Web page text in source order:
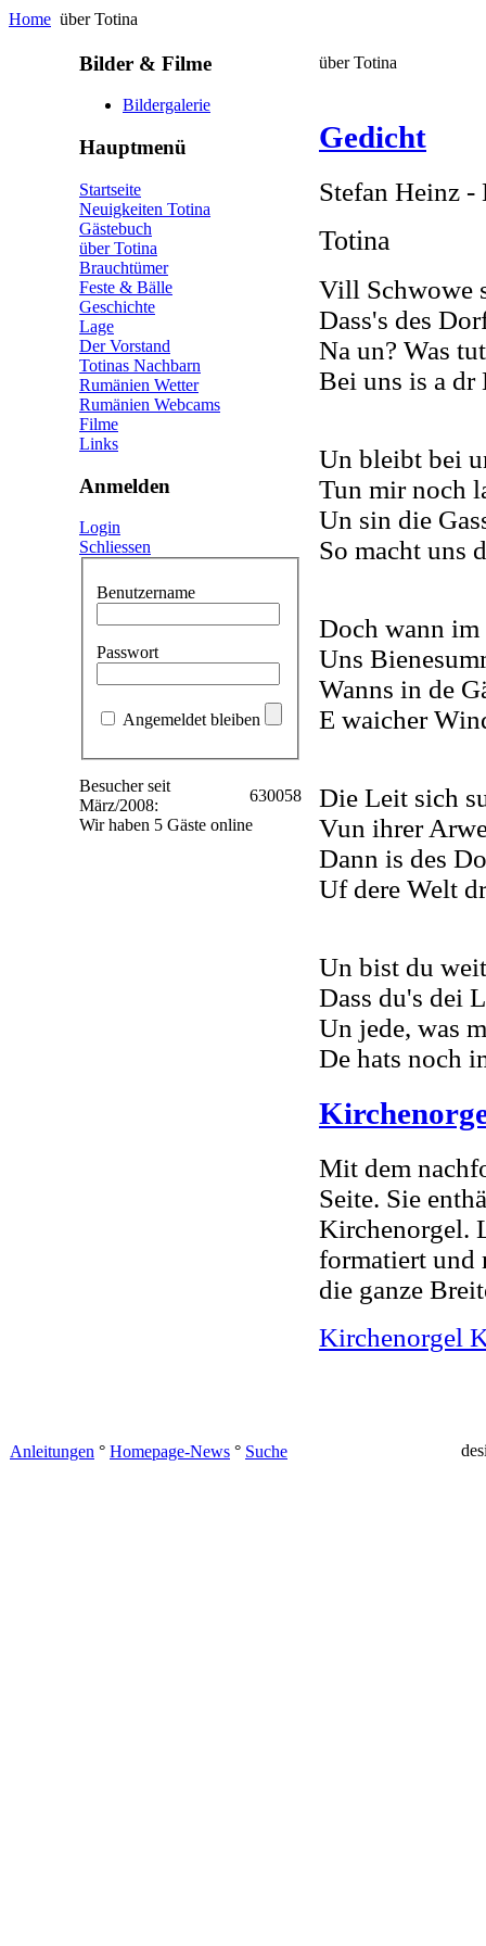
Home über Totina
Bilder & Filme
Bildergalerie
Hauptmenü
Startseite
Neuigkeiten Totina
Gästebuch
über Totina
Brauchtümer
Feste & Bälle
Geschichte
Lage
Der Vorstand
Totinas Nachbarn
Rumänien Wetter
Rumänien Webcams
Filme
Links
Anmelden
Login
Schliessen
Benutzername
Passwort
Angemeldet bleiben
Besucher seit
März/2008:
630058
Wir haben 5 Gäste online
über Totina
Gedicht
Stefan Heinz -
Totina
Vill Schwowe
Dass's des
Na un? Was
Bei uns is a
Un bleibt bei
Tun mir noch
Un sin die
So macht uns
Doch wann
Uns
Wanns in de
E waicher
Die Leit sich
Vun ihrer
Dann is des
Uf dere Welt
Un bist du
Dass du's dei
Un jede, was
De hats noch
Mit dem
Seite. Sie
Kirchenorgel.
formatiert und
die ganze
Kirchenorgel
Anleitungen ° Homepage-News ° Suche